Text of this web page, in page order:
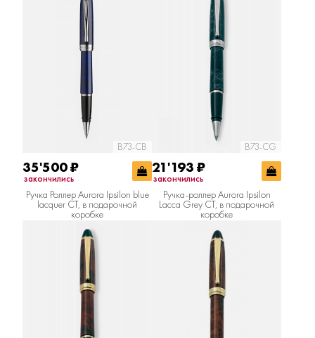
B73-CB
35'500₽
закончились
Ручка Роллер Aurora Ipsilon blue
lacquer CT, в подарочной
коробке
B73-CG
21'193 ₽
закончились
Ручка-роллер Aurora Ipsilon
Lacca Grey CT, в подарочной
коробке